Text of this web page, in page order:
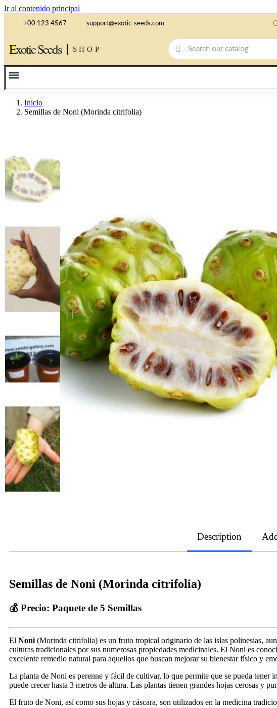
Ir al contenido principal
+00 123 4567 support@exotic-seeds.com
Exotic Seeds SHOP
Inicio
Semillas de Noni (Morinda citrifolia)
Description
Semillas de Noni (Morinda citrifolia)
💰 Precio: Paquete de 5 Semillas
El Noni (Morinda citrifolia) es un fruto tropical originario de las islas polinesias,
culturas tradicionales por sus numerosas propiedades medicinales. El Noni es
excelente remedio natural para aquellos que buscan mejorar su bienestar físico y
La planta de Noni es perenne y fácil de cultivar, lo que permite que se pueda
puede crecer hasta 3 metros de altura. Las plantas tienen grandes hojas cerosas y
El fruto de Noni, así como sus hojas y cáscara, son utilizados en la medicina